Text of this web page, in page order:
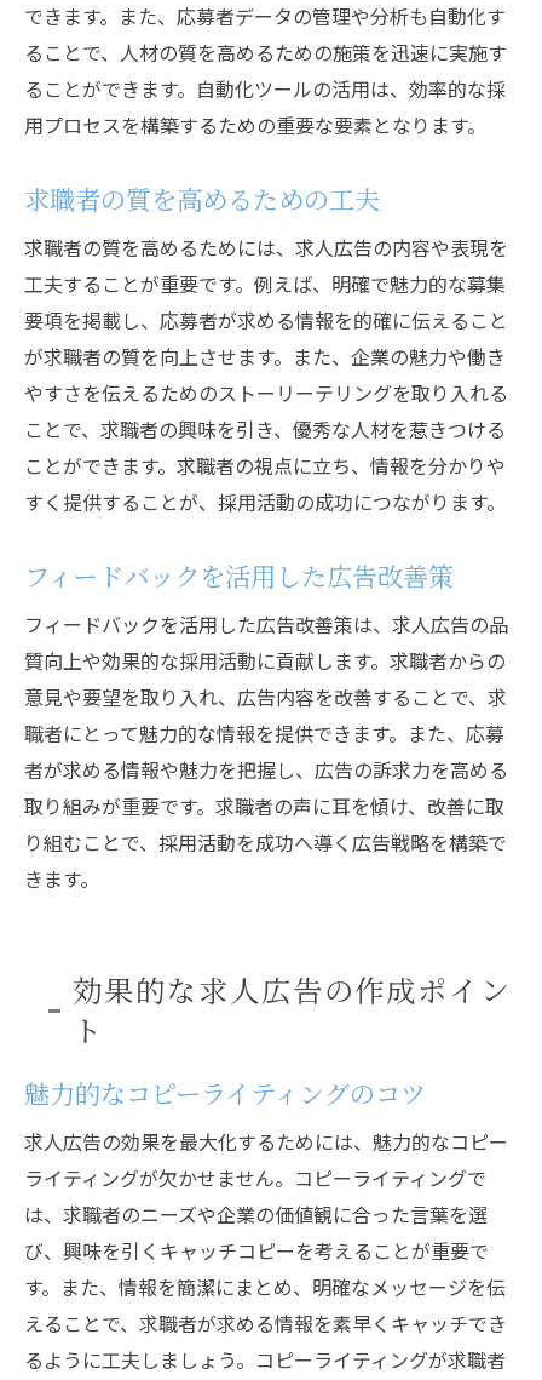
できます。また、応募者データの管理や分析も自動化す
ることで、人材の質を高めるための施策を迅速に実施す
ることができます。自動化ツールの活用は、効率的な採
用プロセスを構築するための重要な要素となります。
求職者の質を高めるための工夫
求職者の質を高めるためには、求人広告の内容や表現を
工夫することが重要です。例えば、明確で魅力的な募集
要項を掲載し、応募者が求める情報を的確に伝えること
が求職者の質を向上させます。また、企業の魅力や働き
やすさを伝えるためのストーリーテリングを取り入れる
ことで、求職者の興味を引き、優秀な人材を惹きつける
ことができます。求職者の視点に立ち、情報を分かりや
すく提供することが、採用活動の成功につながります。
フィードバックを活用した広告改善策
フィードバックを活用した広告改善策は、求人広告の品
質向上や効果的な採用活動に貢献します。求職者からの
意見や要望を取り入れ、広告内容を改善することで、求
職者にとって魅力的な情報を提供できます。また、応募
者が求める情報や魅力を把握し、広告の訴求力を高める
取り組みが重要です。求職者の声に耳を傾け、改善に取
り組むことで、採用活動を成功へ導く広告戦略を構築で
きます。
効果的な求人広告の作成ポイン
ト
魅力的なコピーライティングのコツ
求人広告の効果を最大化するためには、魅力的なコピー
ライティングが欠かせません。コピーライティングで
は、求職者のニーズや企業の価値観に合った言葉を選
び、興味を引くキャッチコピーを考えることが重要で
す。また、情報を簡潔にまとめ、明確なメッセージを伝
えることで、求職者が求める情報を素早くキャッチでき
るように工夫しましょう。コピーライティングが求職者